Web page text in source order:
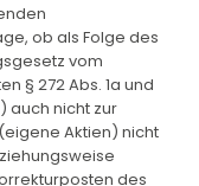
ob als Folge des
vom
§ 272 Abs. 1a und
auch nicht zur
Aktien) nicht
des